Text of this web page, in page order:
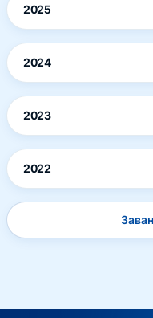
2025
2024
2023
2022